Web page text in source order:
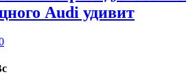
Audi удивит